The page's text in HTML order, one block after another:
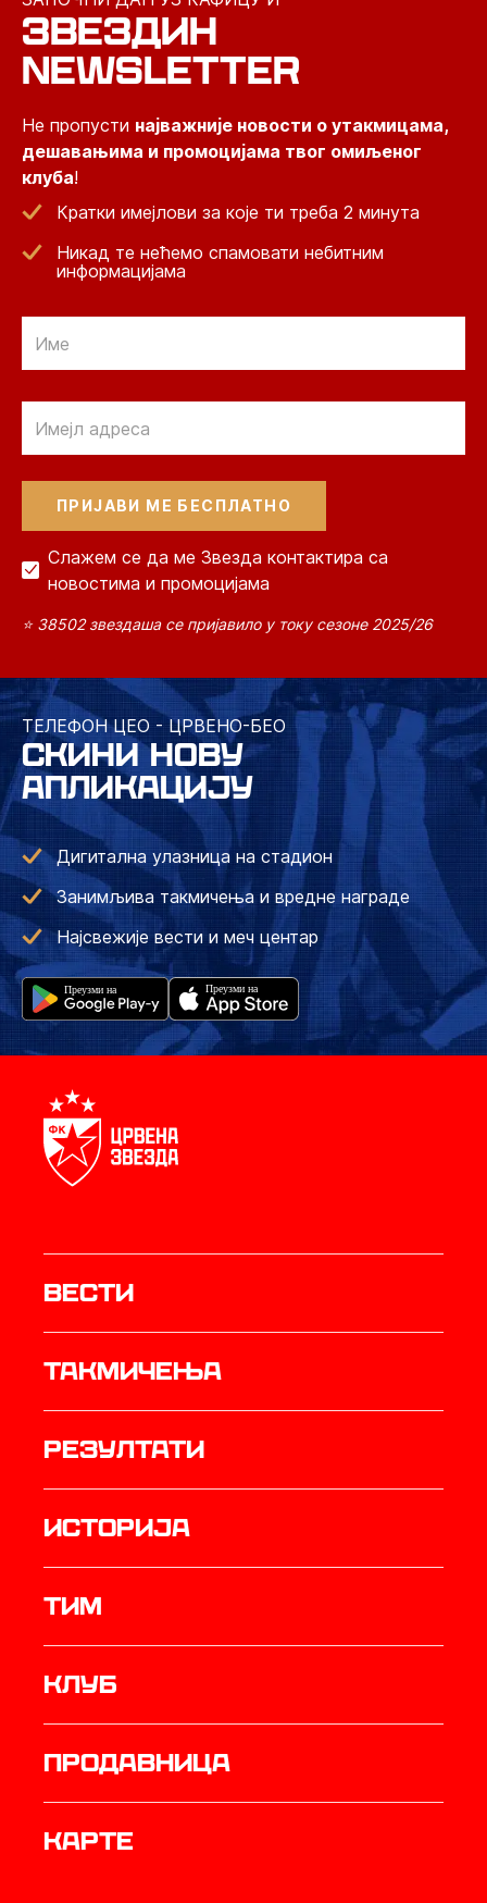
ЗВЕЗДИН
NEWSLETTER
Не пропусти најважније новости о утакмицама,
дешавањима и промоцијама твог омиљеног
клуба!
Кратки имејлови за које ти треба 2 минута
Никад те нећемо спамовати небитним
информацијама
Слажем се да ме Звезда контактира са
новостима и промоцијама
⭐ 38502 звездаша се пријавило у току сезоне 2025/26
ТЕЛЕФОН ЦЕО - ЦРВЕНО-БЕО
СКИНИ НОВУ
АПЛИКАЦИЈУ
Дигитална улазница на стадион
Занимљива такмичења и вредне награде
Најсвежије вести и меч центар
Вести
Такмичења
резултати
историја
ТИМ
Клуб
продавница
Карте